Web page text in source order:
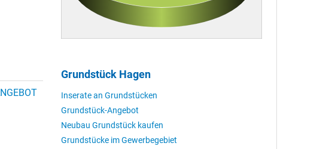
Grundstück Hagen
Inserate an Grundstücken
Grundstück-Angebot
Neubau Grundstück kaufen
Grundstücke im Gewerbegebiet